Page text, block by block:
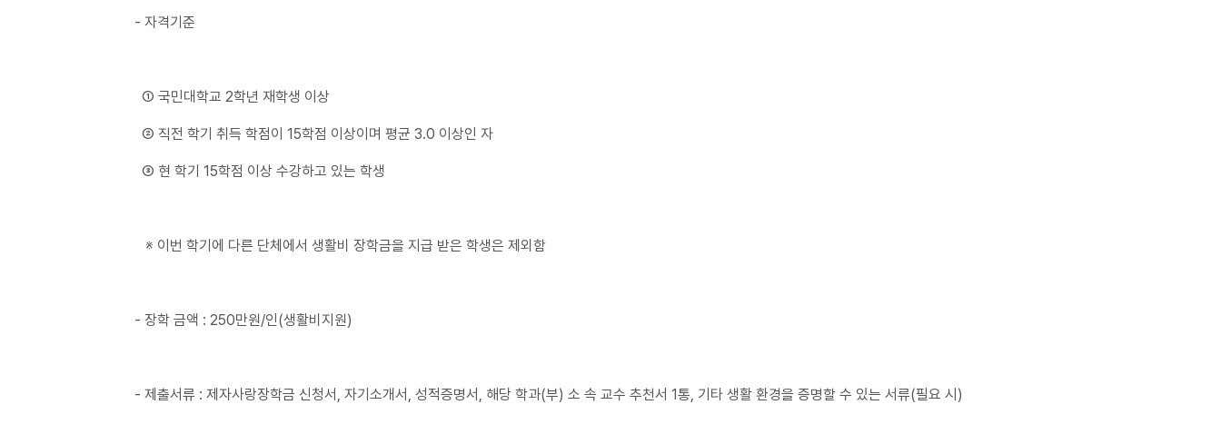
- 자격기준
① 국민대학교 2학년 재학생 이상
② 직전 학기 취득 학점이 15학점 이상이며 평균 3.0 이상인 자
③ 현 학기 15학점 이상 수강하고 있는 학생
※ 이번 학기에 다른 단체에서 생활비 장학금을 지급 받은 학생은 제외함
- 장학 금액 : 250만원/인(생활비지원)
- 제출서류 : 제자사랑장학금 신청서, 자기소개서, 성적증명서, 해당 학과(부) 소 속 교수 추천서 1통, 기타 생활 환경을 증명할 수 있는 서류(필요 시)